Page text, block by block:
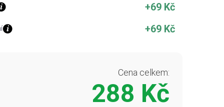
+69 Kč
+69 Kč
Cena celkem:
288 Kč